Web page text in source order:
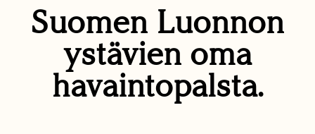
Suomen Luonnon
ystävien oma
havaintopalsta.